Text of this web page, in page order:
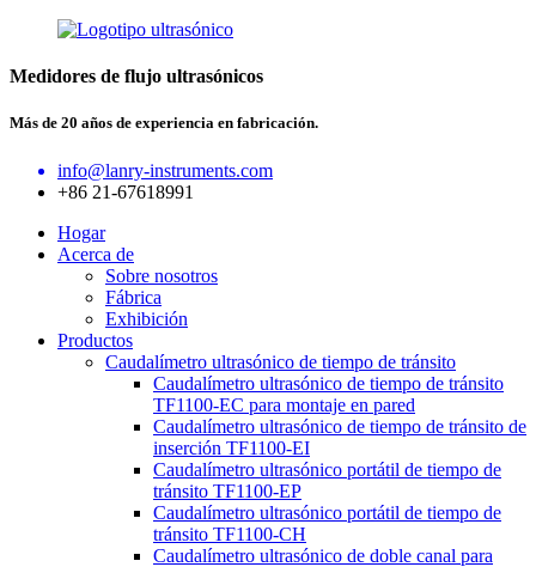
Medidores de flujo ultrasónicos
Más de 20 años de experiencia en fabricación.
info@lanry-instruments.com
+86 21-67618991
Hogar
Acerca de
Sobre nosotros
Fábrica
Exhibición
Productos
Caudalímetro ultrasónico de tiempo de tránsito
Caudalímetro ultrasónico de tiempo de tránsito
TF1100-EC para montaje en pared
Caudalímetro ultrasónico de tiempo de tránsito de
inserción TF1100-EI
Caudalímetro ultrasónico portátil de tiempo de
tránsito TF1100-EP
Caudalímetro ultrasónico portátil de tiempo de
tránsito TF1100-CH
Caudalímetro ultrasónico de doble canal para